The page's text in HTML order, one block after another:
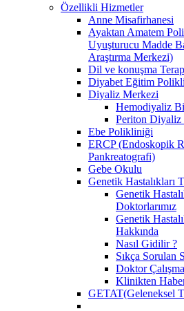
Özellikli Hizmetler
Anne Misafirhanesi
Ayaktan Amatem
Uyuşturucu Madde
Araştırma Merkezi)
Dil ve konuşma
Diyabet Eğitim
Diyaliz Merkezi
Hemodiyaliz
Periton
Ebe Polikliniği
ERCP (Endoskopik
Pankreatografi)
Gebe Okulu
Genetik Hastalıkları
Genetik
Doktorlarımız
Genetik
Hakkında
Nasıl Gidilir ?
Sıkça Sorulan
Doktor
Klinikten
GETAT(Geleneksel